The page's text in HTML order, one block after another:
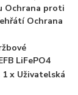
Ochrana proti
Ochrana
LiFePO4
x Uživatelská